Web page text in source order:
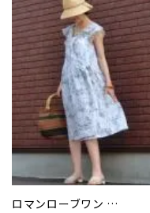
ロマンローブワン …